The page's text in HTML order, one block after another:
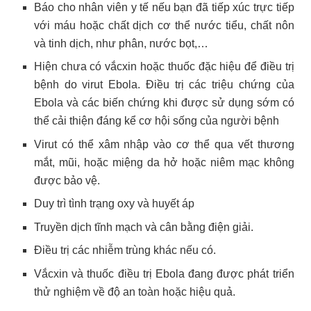
Báo cho nhân viên y tế nếu bạn đã tiếp xúc trực tiếp
với máu hoặc chất dịch cơ thể nước tiểu, chất nôn
và tinh dịch, như phân, nước bọt,…
Hiện chưa có vắcxin hoặc thuốc đặc hiệu để điều trị
bệnh do virut Ebola. Điều trị các triệu chứng của
Ebola và các biến chứng khi được sử dụng sớm có
thể cải thiện đáng kể cơ hội sống của người bệnh
Virut có thể xâm nhập vào cơ thể qua vết thương
mắt, mũi, hoặc miệng da hở hoặc niêm mạc không
được bảo vệ.
Duy trì tình trạng oxy và huyết áp
Truyền dịch tĩnh mạch và cân bằng điện giải.
Điều trị các nhiễm trùng khác nếu có.
Vắcxin và thuốc điều trị Ebola đang được phát triển
thử nghiệm về độ an toàn hoặc hiệu quả.